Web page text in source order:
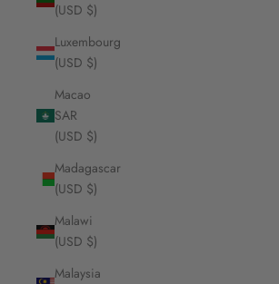
(USD $)
Luxembourg
(USD $)
Macao
SAR
(USD $)
Madagascar
(USD $)
Malawi
(USD $)
Malaysia